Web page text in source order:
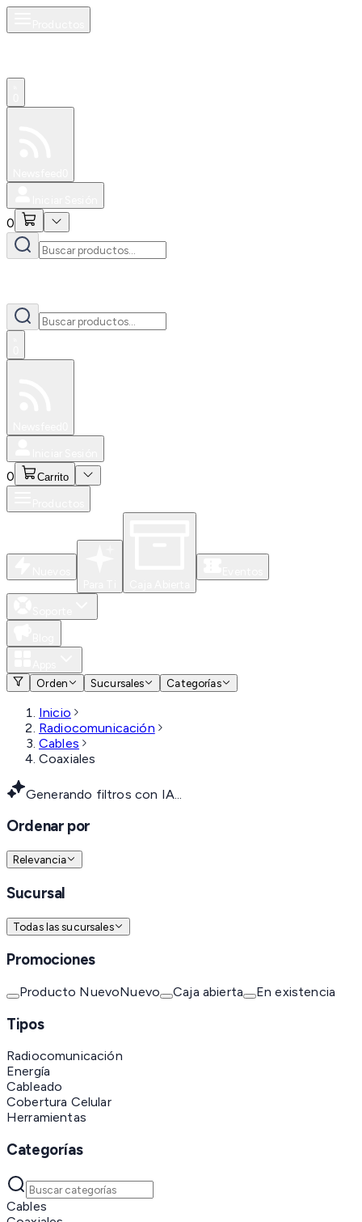
0
0 Carrito
Orden
Sucursales Categorías
Inicio
Radiocomunicación
Cables
Coaxiales
Generando filtros con IA...
Ordenar por
Relevancia
Sucursal
Todas las sucursales
Promociones
Producto NuevoNuevo Caja abierta En existencia
Tipos
Radiocomunicación
Energía
Cableado
Cobertura Celular
Herramientas
Categorías
Cables